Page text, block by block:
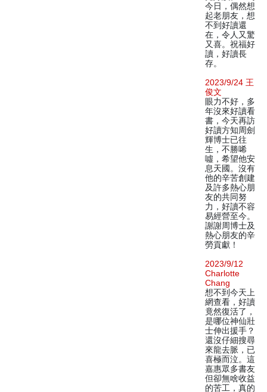
今日，偶然想
起老朋友，想
不到好讀還
在，令人又驚
又喜。祝福好
讀，好讀長
存。
2023/9/24 王
俊文
眼力不好，多
年沒來好讀看
書，今天再訪
好讀方知周劍
輝博士已往
生，不勝唏
噓，希望他安
息天國。沒有
他的辛苦創建
及許多熱心朋
友的共同努
力，好讀不容
易經營至今。
謝謝周博士及
熱心朋友的辛
勞貢獻！
2023/9/12
Charlotte
Chang
想不到今天上
網查看，好讀
竟然復活了，
是哪位神仙壯
士伸出援手？
還沒仔細搜尋
來龍去脈，已
喜極而泣。這
嘉惠眾多書友
但卻無啥收益
的苦工，真的